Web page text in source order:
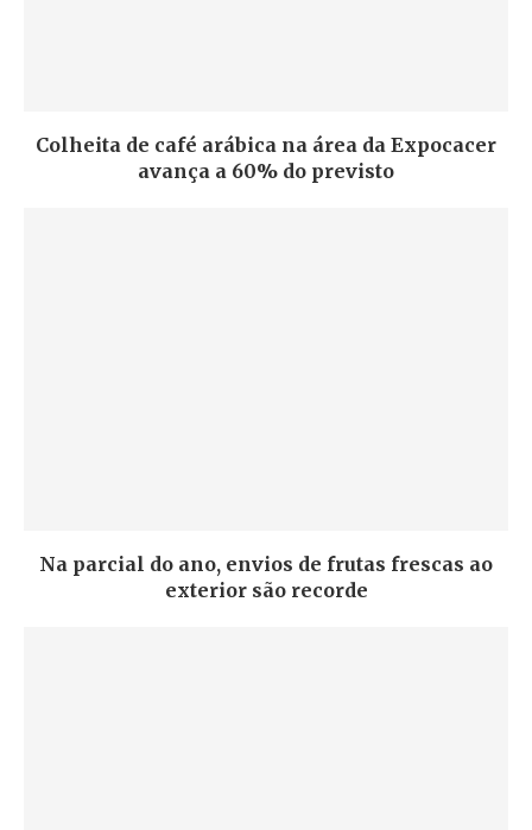
Colheita de café arábica na área da Expocacer
avança a 60% do previsto
Na parcial do ano, envios de frutas frescas ao
exterior são recorde